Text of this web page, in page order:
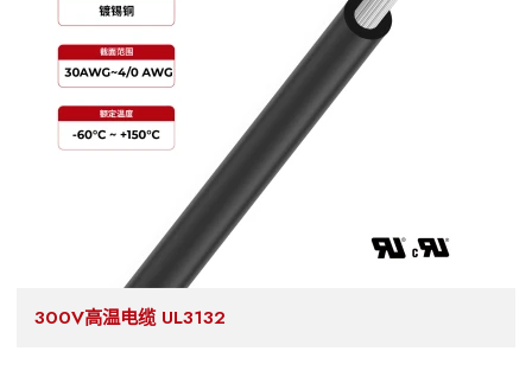
300V高温电缆 UL3132